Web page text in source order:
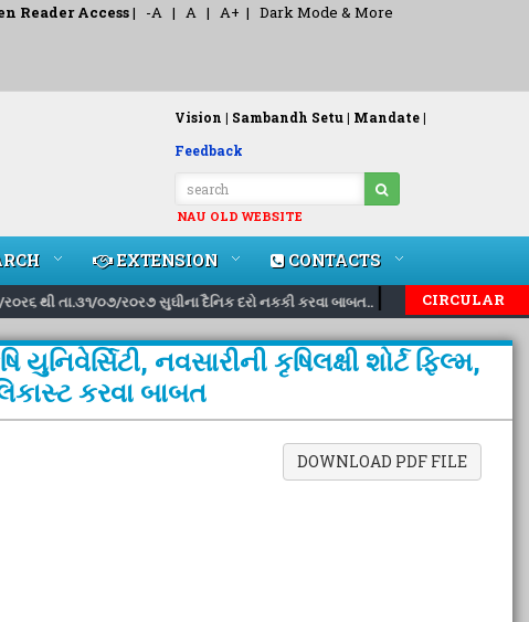
Reader Access| -A | A | A+ | Dark Mode & More
Vision | Sambandh Setu | Mandate |
Feedback
NAU OLD WEBSITE
EXTENSION CONTACTS
થી તા.૩૧/૦૭/ર૦ર૭ સુઘીના દૈનિક દરો નકકી કરવા બાબત..| | Inviting
CIRCULAR
નવસારીની કૃષિલક્ષી શોર્ટ ફિલ્મ,
કરવા બાબત
DOWNLOAD PDF FILE